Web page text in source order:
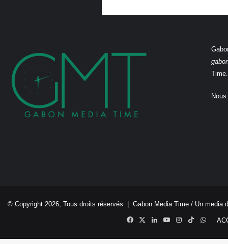
Time.
© Copyright 2026, Tous droits réservés | Gabon Media Time / Un media
Facebook
X LinkedinYouTubeInstagram
TikTok